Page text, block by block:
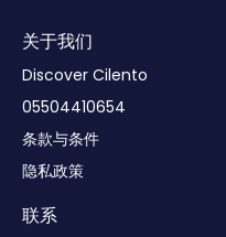
关于我们
Discover Cilento
05504410654
条款与条件
隐私政策
联系